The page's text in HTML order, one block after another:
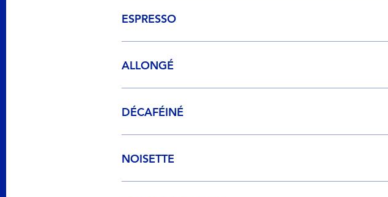
ESPRESSO
ALLONGÉ
DÉCAFÉINÉ
NOISETTE